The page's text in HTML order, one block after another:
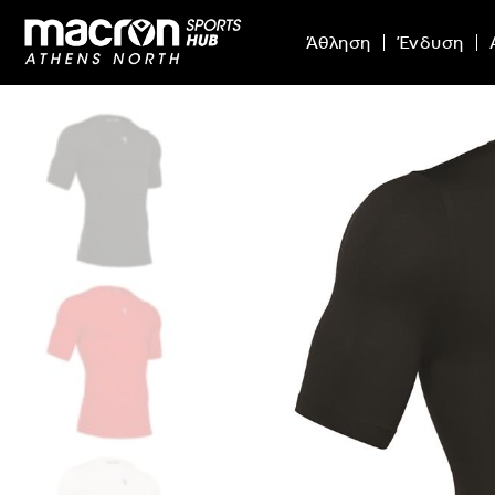
Άθληση Ένδυση